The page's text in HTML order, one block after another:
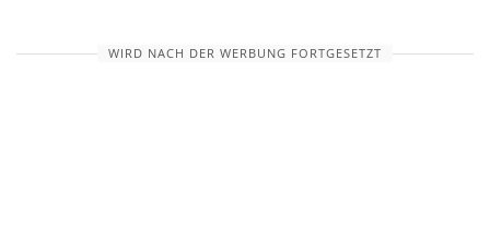
WIRD NACH DER WERBUNG FORTGESETZT